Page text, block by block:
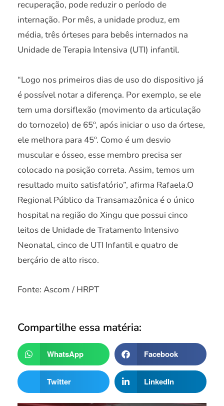
recuperação, pode reduzir o período de
internação. Por mês, a unidade produz, em
média, três órteses para bebês internados na
Unidade de Terapia Intensiva (UTI) infantil.
“Logo nos primeiros dias de uso do dispositivo já
é possível notar a diferença. Por exemplo, se ele
tem uma dorsiflexão (movimento da articulação
do tornozelo) de 65º, após iniciar o uso da órtese,
ele melhora para 45º. Como é um desvio
muscular e ósseo, esse membro precisa ser
colocado na posição correta. Assim, temos um
resultado muito satisfatório”, afirma Rafaela.O
Regional Público da Transamazônica é o único
hospital na região do Xingu que possui cinco
leitos de Unidade de Tratamento Intensivo
Neonatal, cinco de UTI Infantil e quatro de
berçário de alto risco.
Fonte: Ascom / HRPT
Compartilhe essa matéria:
WhatsApp Facebook
Twitter LinkedIn